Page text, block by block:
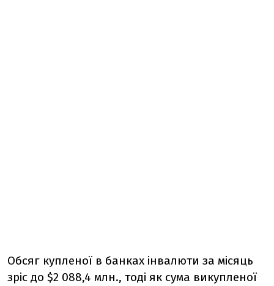
Обсяг купленої в банках інвалюти за місяць
зріс до $2 088,4 млн., тоді як сума викупленої